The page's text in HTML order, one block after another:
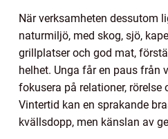
När verksamheten dessutom
naturmiljö, med skog, sjö,
grillplatser och god mat,
helhet. Unga får en paus från
fokusera på relationer,
Vintertid kan en sprakande
kvällsdopp, men känslan av